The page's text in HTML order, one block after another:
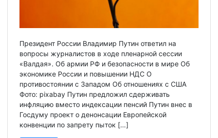
Президент России Владимир Путин ответил на
вопросы журналистов в ходе пленарной сессии
«Валдая». Об армии РФ и безопасности в мире Об
экономике России и повышении НДС О
противостоянии с Западом Об отношениях с США
Фото: pixabay Путин предложил сдерживать
инфляцию вместо индексации пенсий Путин внес в
Госдуму проект о денонсации Европейской
конвенции по запрету пыток […]